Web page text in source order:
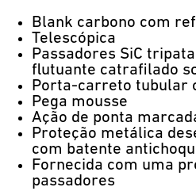
Blank carbono com
Telescópica
Passadores SiC
flutuante catrafilado
Porta-carreto tubular
Pega mousse
Ação de ponta
Proteção metálica
com batente
Fornecida com uma
passadores